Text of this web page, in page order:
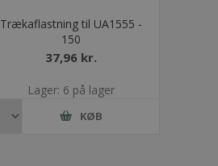
Trækaflastning til UA1555 -
150
37,96 kr.
Lager: 6 på lager
KØB